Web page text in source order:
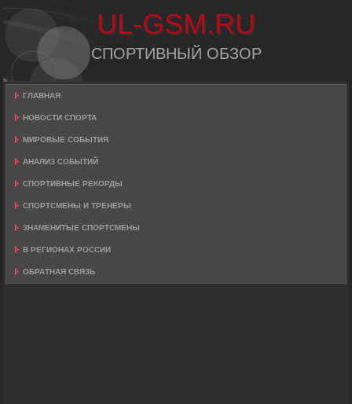
UL-GSM.RU
СПОРТИВНЫЙ ОБЗОР
ГЛАВНАЯ
НОВОСТИ СПОРТА
МИРОВЫЕ СОБЫТИЯ
АНАЛИЗ СОБЫТИЙ
СПОРТИВНЫЕ РЕКОРДЫ
СПОРТСМЕНЫ И ТРЕНЕРЫ
ЗНАМЕНИТЫЕ СПОРТСМЕНЫ
В РЕГИОНАХ РОССИИ
ОБРАТНАЯ СВЯЗЬ